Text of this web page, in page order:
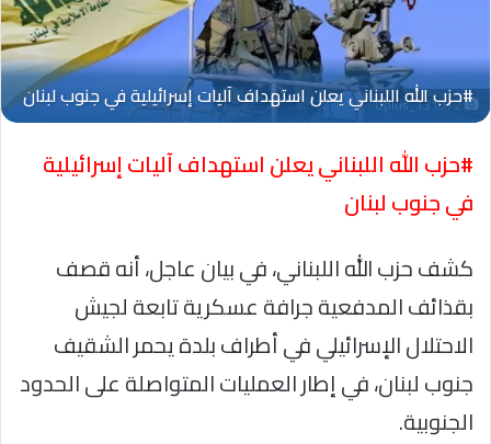
Oplus_131072
#حزب الله اللبناني يعلن استهداف آليات إسرائيلية
في جنوب لبنان
كشف حزب الله اللبناني، في بيان عاجل، أنه قصف
بقذائف المدفعية جرافة عسكرية تابعة لجيش
الاحتلال الإسرائيلي في أطراف بلدة يحمر الشقيف
جنوب لبنان، في إطار العمليات المتواصلة على الحدود
الجنوبية.